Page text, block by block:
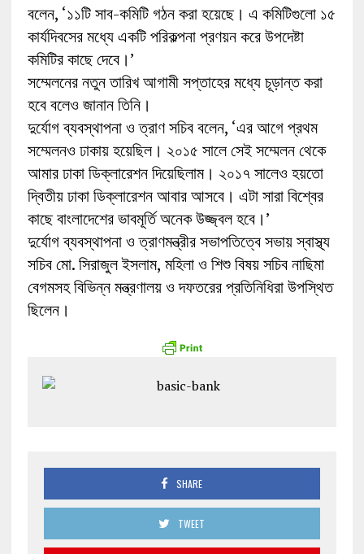
বলেন, ‘১১টি সাব-কমিটি গঠন করা হয়েছে। এ কমিটিগুলো ১৫
কার্যদিবসের মধ্যে একটি পরিকল্পনা প্রণয়ন করে উপদেষ্টা
কমিটির কাছে দেবে।’
সম্মেলনের নতুন তারিখ আগামী সপ্তাহের মধ্যে চূড়ান্ত করা
হবে বলেও জানান তিনি।
দুর্যোগ ব্যবস্থাপনা ও ত্রাণ সচিব বলেন, ‘এর আগে প্রথম
সম্মেলনও ঢাকায় হয়েছিল। ২০১৫ সালে সেই সম্মেলন থেকে
আমার ঢাকা ডিক্লারেশন দিয়েছিলাম। ২০১৭ সালেও হয়তো
দ্বিতীয় ঢাকা ডিক্লারেশন আবার আসবে। এটা সারা বিশ্বের
কাছে বাংলাদেশের ভাবমূর্তি অনেক উজ্জ্বল হবে।’
দুর্যোগ ব্যবস্থাপনা ও ত্রাণমন্ত্রীর সভাপতিত্বে সভায় স্বাস্থ্য
সচিব মো. সিরাজুল ইসলাম, মহিলা ও শিশু বিষয় সচিব নাছিমা
বেগমসহ বিভিন্ন মন্ত্রণালয় ও দফতরের প্রতিনিধিরা উপস্থিত
ছিলেন।
SHARE
TWEET